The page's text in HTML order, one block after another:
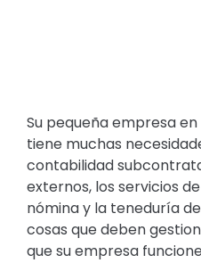
Su pequeña empresa en
tiene muchas
contabilidad
externos, los servicios
nómina y la teneduría
cosas que deben
que su empresa